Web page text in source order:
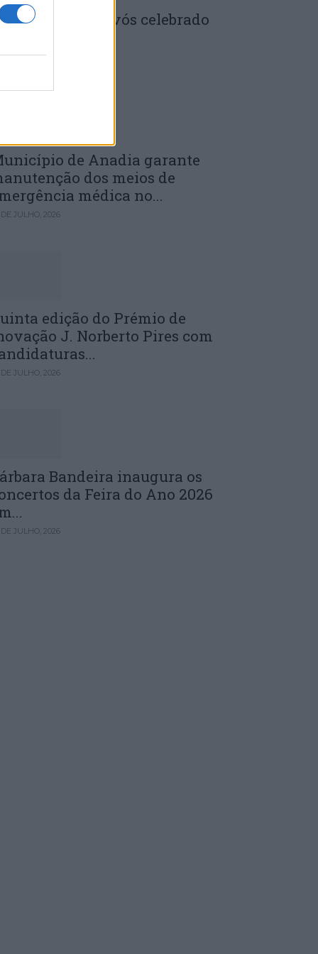
Dia dos Avós celebrado
JULHO, 2026
de Anadia garante
dos meios de
médica no...
JULHO, 2026
edição do Prémio de
J. Norberto Pires com
JULHO, 2026
Bandeira inaugura os
da Feira do Ano 2026
JULHO, 2026